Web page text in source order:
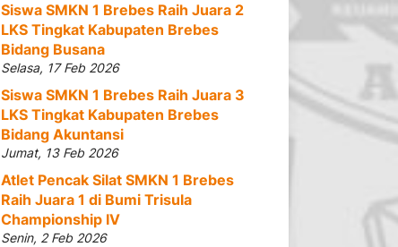
Siswa SMKN 1 Brebes Raih Juara 2
LKS Tingkat Kabupaten Brebes
Bidang Busana
Selasa, 17 Feb 2026
Siswa SMKN 1 Brebes Raih Juara 3
LKS Tingkat Kabupaten Brebes
Bidang Akuntansi
Jumat, 13 Feb 2026
Atlet Pencak Silat SMKN 1 Brebes
Raih Juara 1 di Bumi Trisula
Championship IV
Senin, 2 Feb 2026